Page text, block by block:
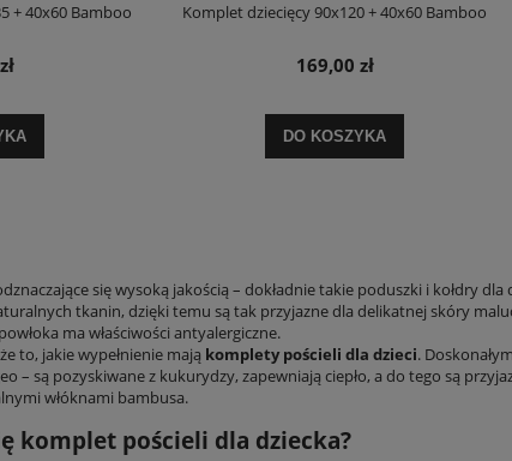
+ 40x60 Bamboo Komplet dziecięcy 90x120 + 40x60 Bamboo
169,00 zł
DO KOSZYKA
się wysoką jakością – dokładnie takie poduszki i kołdry
tkanin, dzięki temu są tak przyjazne dla delikatnej skóry
ma właściwości antyalergiczne.
to, jakie wypełnienie mają komplety pościeli dla dzieci.
– są pozyskiwane z kukurydzy, zapewniają ciepło, a do tego są
włóknami bambusa.
komplet pościeli dla dziecka?